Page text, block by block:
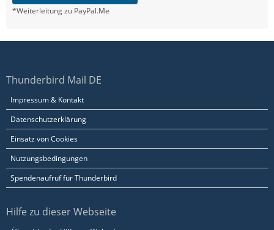
*Weiterleitung zu PayPal.Me
Thunderbird Mail DE
Impressum & Kontakt
Datenschutzerklärung
Einsatz von Cookies
Nutzungsbedingungen
Spendenaufruf für Thunderbird
Hilfe zu dieser Webseite